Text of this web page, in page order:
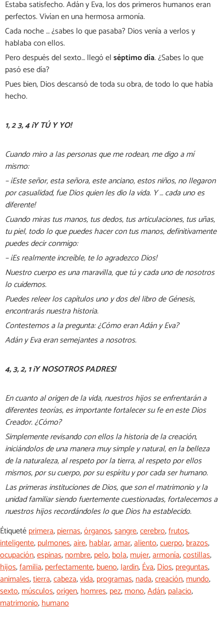
Estaba satisfecho. Adán y Eva, los dos primeros humanos eran
perfectos. Vivían en una hermosa armonía.
Cada noche … ¿sabes lo que pasaba? Dios venía a verlos y
hablaba con ellos.
Pero después del sexto… llegó elséptimodía. ¿Sabes lo que
pasó ese día?
Pues bien, Dios descansó de toda su obra, de todo lo que había
hecho.
1, 2 3, 4 ¡Y TÚ Y YO!
Cuando miro a las personas que me rodean, me digo a mí
mismo:
– ¡Este señor, esta señora, este anciano, estos niños, no llegaron
por casualidad, fue Dios quien les dio la vida. Y … cada uno es
diferente!
Cuando miras tus manos, tus dedos, tus articulaciones, tus uñas,
tu piel, todo lo que puedes hacer con tus manos, definitivamente
puedes decir conmigo:
– ¡Es realmente increíble, te lo agradezco Dios!
Nuestro cuerpo es una maravilla, que tú y cada uno de nosotros
lo cuidemos.
Puedes releer los capítulos uno y dos del libro de Génesis,
encontrarás nuestra historia.
Contestemos a la pregunta: ¿Cómo eran Adán y Eva?
Adán y Eva eran semejantes a nosotros.
4, 3, 2, 1 ¡Y NOSOTROS PADRES!
En cuanto al origen de la vida, nuestros hijos se enfrentarán a
diferentes teorías, es importante fortalecer su fe en este Dios
Creador. ¿Cómo?
Simplemente revisando con ellos la historia de la creación,
iniciándolos de una manera muy simple y natural, en la belleza
de la naturaleza, al respeto por la tierra, al respeto por ellos
mismos, por su cuerpo, por su espíritu y por cada ser humano.
Las primeras instituciones de Dios, que son el matrimonio y la
unidad familiar siendo fuertemente cuestionadas, fortalecemos a
nuestros hijos recordándoles lo que Dios ha establecido.
Étiquetéprimera,piernas,órganos,sangre,cerebro,frutos,
inteligente,pulmones,aire,hablar,amar,aliento,cuerpo,brazos,
ocupación,espinas,nombre,pelo,bola,mujer,armonía,costillas,
hijos,familia,perfectamente,bueno,Jardin,Éva,Dios,preguntas,
animales,tierra,cabeza,vida,programas,nada,creación,mundo,
sexto,músculos,origen,homres,pez,mono,Adán,palacio,
matrimonio,humano